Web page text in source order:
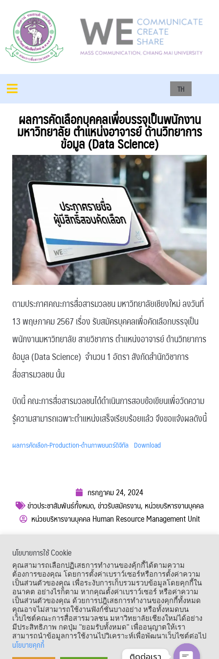
TH
ผลการคัดเลือกบุคคลเพื่อบรรจุเป็นพนักงาน
มหาวิทยาลัย ตำแหน่งอาจารย์ ด้านวิทยาการ
ข้อมูล (Data Science)
ตามประกาศคณะการสื่อสารมวลชน มหาวิทยาลัยเชียงใหม่ ลงวันที่
13 พฤษภาคม 2567 เรื่อง รับสมัครบุคคลเพื่อคัดเลือกบรรจุเป็น
พนักงานมหาวิทยาลัย สายวิชาการ ตำแหน่งอาจารย์ ด้านวิทยาการ
ข้อมูล (Data Science) จำนวน 1 อัตรา สังกัดสำนักวิชาการ
สื่อสารมวลชน นั้น
บัดนี้ คณะการสื่อสารมวลชนได้ดำเนินการสอบข้อเขียนเพื่อวัดความ
รู้ความสามารถเฉพาะตำแหน่งเสร็จเรียบร้อยแล้ว จึงขอแจ้งผลดังนี้
ผลการคัดเลือก-Production-ด้านภาพยนตร์ดิจิทัล Download
กรกฎาคม 24, 2024
ข่าวประชาสัมพันธ์ทั้งหมด,ข่าวรับสมัครงาน, หน่วยบริหารงานบุคคล
หน่วยบริหารงานบุคคล Human Resource Management Unit
เมนูลัด
นโยบายการใช้ Cookie
คุณสามารถเลือกปฏิเสธการทำงานของคุ้กกี้ได้ตามความ
ต้องการของคุณ โดยการตั้งค่าเบราว์เซอร์หรือการตั้งค่าความ
เป็นส่วนตัวของคุณ เพื่อระงับการเก็บรวมรวบข้อมูลโดยคุกกี้ใน
อนาคต อย่างไรก็ตาม หากคุณตั้งค่าเบราว์เซอร์ หรือค่าความ
เป็นส่วนตัวของคุณ ด้วยการปฎิเสธการทำงานของคุกกี้ทั้งหมด
คุณอาจไม่สามารถใช้งานฟังก์ชั่นบางอย่าง หรือทั้งหมดบน
เว็บไซต์คณะการสื่อสารมวลชน มหาวิทยาลัยเชียงใหม่ได้อย่าง
มีประสิทธิภาพ กดปุ่ม "ยอมรับทั้งหมด" เพื่ออนุญาตให้เรา
สามารถนำข้อมูลการใช้งานไปวิเคราะห์เพื่อพัฒนาเว็บไซต์ต่อไป
นโยบายคุกกี้
ติดต่อเรา